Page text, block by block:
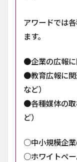
アワードでは
ます。
●企業の広報に
●教育広報に関
など）
●各種媒体の取
ど）
○中小規模企業
○ホワイトペ